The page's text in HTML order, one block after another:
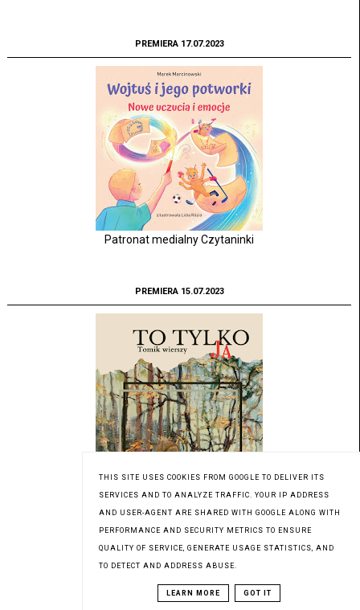
PREMIERA 17.07.2023
Patronat medialny Czytaninki
PREMIERA 15.07.2023
Patronat medialny Czytaninki
THIS SITE USES COOKIES FROM GOOGLE TO DELIVER ITS
SERVICES AND TO ANALYZE TRAFFIC. YOUR IP ADDRESS
AND USER-AGENT ARE SHARED WITH GOOGLE ALONG WITH
PERFORMANCE AND SECURITY METRICS TO ENSURE
QUALITY OF SERVICE, GENERATE USAGE STATISTICS, AND
TO DETECT AND ADDRESS ABUSE.
LEARN MORE GOT IT